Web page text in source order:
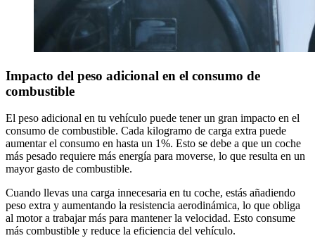
Impacto del peso adicional en el consumo de
combustible
El peso adicional en tu vehículo puede tener un gran impacto en el
consumo de combustible. Cada kilogramo de carga extra puede
aumentar el consumo en hasta un 1%. Esto se debe a que un coche
más pesado requiere más energía para moverse, lo que resulta en un
mayor gasto de combustible.
Cuando llevas una carga innecesaria en tu coche, estás añadiendo
peso extra y aumentando la resistencia aerodinámica, lo que obliga
al motor a trabajar más para mantener la velocidad. Esto consume
más combustible y reduce la eficiencia del vehículo.